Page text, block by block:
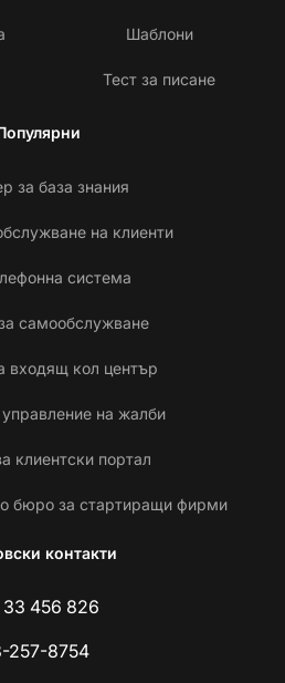
Шаблони
Тест за писане
за база знания
на клиенти
система
самообслужване
входящ кол център
на жалби
клиентски портал
бюро за стартиращи фирми
контакти
33 456 826
257-8754